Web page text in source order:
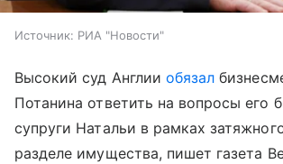
Источник: РИА "Новости"
Высокий суд Англии обязал
Потанина ответить на вопросы его
супруги Натальи в рамках
разделе имущества, пишет газета